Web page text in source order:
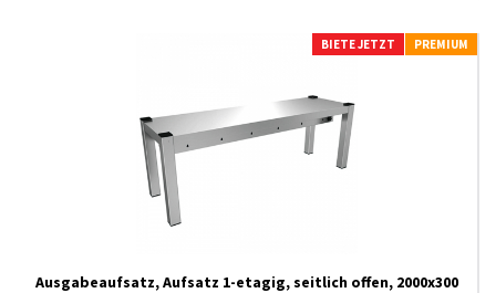
BIETE JETZT PREMIUM
Ausgabeaufsatz, Aufsatz 1-etagig, seitlich offen, 2000x300